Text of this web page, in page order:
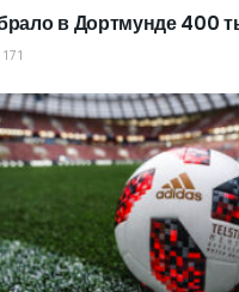
в Дортмунде 400
171